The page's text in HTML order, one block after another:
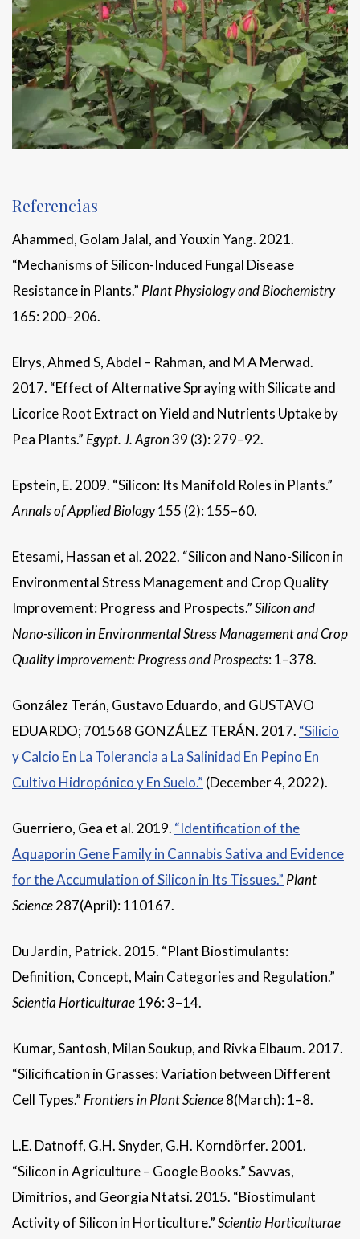
Referencias
Ahammed, Golam Jalal, and Youxin Yang. 2021.
“Mechanisms of Silicon-Induced Fungal Disease
Resistance in Plants.” Plant Physiology and Biochemistry
165: 200–206.
Elrys, Ahmed S, Abdel – Rahman, and M A Merwad.
2017. “Effect of Alternative Spraying with Silicate and
Licorice Root Extract on Yield and Nutrients Uptake by
Pea Plants.” Egypt. J. Agron39 (3): 279–92.
Epstein, E. 2009. “Silicon: Its Manifold Roles in Plants.”
Annals of Applied Biology155 (2): 155–60.
Etesami, Hassan et al. 2022. “Silicon and Nano-Silicon in
Environmental Stress Management and Crop Quality
Improvement: Progress and Prospects.”Silicon and
Nano-silicon in Environmental Stress Management and Crop
Quality Improvement: Progress and Prospects: 1–378.
González Terán, Gustavo Eduardo, and GUSTAVO
EDUARDO; 701568 GONZÁLEZ TERÁN. 2017. “Silicio
y Calcio En La Tolerancia a La Salinidad En Pepino En
Cultivo Hidropónico y En Suelo.” (December 4, 2022).
Guerriero, Gea et al. 2019. “Identification of the
Aquaporin Gene Family in Cannabis Sativa and Evidence
for the Accumulation of Silicon in Its Tissues.” Plant
Science287(April): 110167.
Du Jardin, Patrick. 2015. “Plant Biostimulants:
Definition, Concept, Main Categories and Regulation.”
Scientia Horticulturae196: 3–14.
Kumar, Santosh, Milan Soukup, and Rivka Elbaum. 2017.
“Silicification in Grasses: Variation between Different
Cell Types.” Frontiers in Plant Science8(March): 1–8.
L.E. Datnoff, G.H. Snyder, G.H. Korndörfer. 2001.
“Silicon in Agriculture – Google Books.” Savvas,
Dimitrios, and Georgia Ntatsi. 2015. “Biostimulant
Activity of Silicon in Horticulture.”Scientia Horticulturae